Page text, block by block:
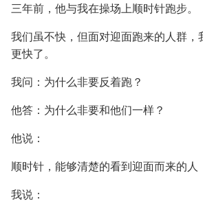
三年前，他与我在操场上顺时针跑步。
我们虽不快，但面对迎面跑来的人群，
更快了。
我问：为什么非要反着跑？
他答：为什么非要和他们一样？
他说：
顺时针，能够清楚的看到迎面而来的人
我说：